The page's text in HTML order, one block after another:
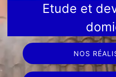
Etude et
NOS